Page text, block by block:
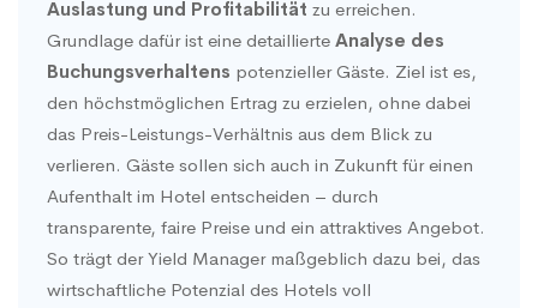
Auslastung und Profitabilität zu erreichen.
Grundlage dafür ist eine detaillierte Analyse des
Buchungsverhaltens potenzieller Gäste. Ziel ist es,
den höchstmöglichen Ertrag zu erzielen, ohne dabei
das Preis-Leistungs-Verhältnis aus dem Blick zu
verlieren. Gäste sollen sich auch in Zukunft für einen
Aufenthalt im Hotel entscheiden – durch
transparente, faire Preise und ein attraktives Angebot.
So trägt der Yield Manager maßgeblich dazu bei, das
wirtschaftliche Potenzial des Hotels voll